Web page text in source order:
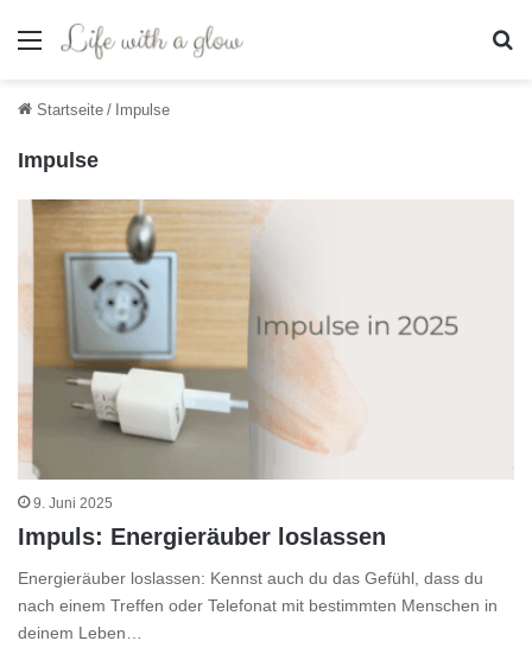
Menü
Startseite / Impulse
Impulse
9. Juni 2025
Impuls: Energieräuber loslassen
Energieräuber loslassen: Kennst auch du das Gefühl, dass du
nach einem Treffen oder Telefonat mit bestimmten Menschen in
deinem Leben…